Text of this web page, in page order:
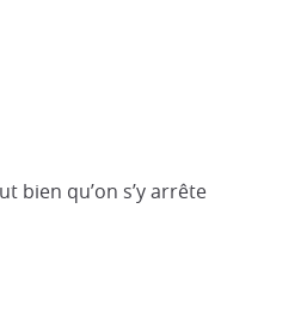
bien qu’on s’y arrête